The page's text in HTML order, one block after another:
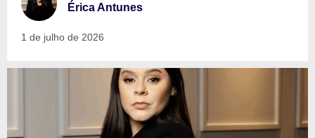
Érica Antunes
1 de julho de 2026